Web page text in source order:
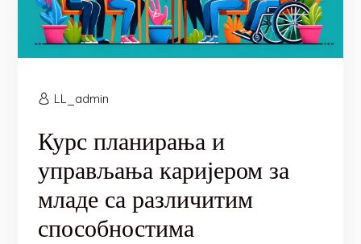
LL_admin
Курс планирања и
управљања каријером за
младе са различитим
способностима